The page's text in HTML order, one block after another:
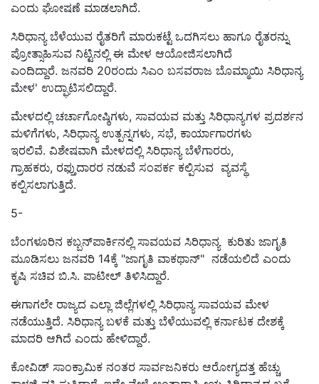
ಎಂದು ಘೋಷಣೆ ಮಾಡಲಾಗಿದೆ.
ಸಿರಿಧಾನ್ಯ ಬೆಳೆಯುವ ರೈತರಿಗೆ ಮಾರುಕಟ್ಟೆ ಒದಗಿಸಲು ಹಾಗೂ ರೈತರನ್ನು
ಪ್ರೋತ್ಸಾಹಿಸುವ ನಿಟ್ಟಿನಲ್ಲಿ ಈ ಮೇಳ ಆಯೋಜಿಸಲಾಗಿದೆ
ಎಂದಿದ್ದಾರೆ. ಜನವರಿ 20ರಂದು ಸಿಎಂ ಬಸವರಾಜ ಬೊಮ್ಮಾಯಿ ಸಿರಿಧಾನ್ಯ
ಮೇಳ' ಉದ್ಘಾಟಿಸಲಿದ್ದಾರೆ.
ಮೇಳದಲ್ಲಿ ಚರ್ಚಾಗೋಷ್ಠಿಗಳು, ಸಾವಯವ ಮತ್ತು ಸಿರಿಧಾನ್ಯಗಳ ಪ್ರದರ್ಶನ
ಮಳಿಗೆಗಳು, ಸಿರಿಧಾನ್ಯ ಉತ್ಪನ್ನಗಳು, ಸಭೆ, ಕಾರ್ಯಾಗಾರಗಳು
ಇರಲಿವೆ. ವಿಶೇಷವಾಗಿ ಮೇಳದಲ್ಲಿ ಸಿರಿಧಾನ್ಯ ಬೆಳೆಗಾರರು,
ಗ್ರಾಹಕರು, ರಫ್ತುದಾರರ ನಡುವೆ ಸಂಪರ್ಕ ಕಲ್ಪಿಸುವ ವ್ಯವಸ್ಥೆ
ಕಲ್ಪಿಸಲಾಗುತ್ತಿದೆ.
5-
ಬೆಂಗಳೂರಿನ ಕಬ್ಬನ್‌ಪಾರ್ಕಿನಲ್ಲಿ ಸಾವಯವ ಸಿರಿಧಾನ್ಯ ಕುರಿತು ಜಾಗೃತಿ
ಮೂಡಿಸಲು ಜನವರಿ 14ಕ್ಕೆ "ಜಾಗೃತಿ ವಾಕಥಾನ್" ನಡೆಯಲಿದೆ ಎಂದು
ಕೃಷಿ ಸಚಿವ ಬಿ.ಸಿ. ಪಾಟೀಲ್‌ ತಿಳಿಸಿದ್ದಾರೆ.
ಈಗಾಗಲೇ ರಾಜ್ಯದ‌ ಎಲ್ಲಾ ಜಿಲ್ಲೆಗಳಲ್ಲಿ ಸಿರಿಧಾನ್ಯ ಸಾವಯವ ಮೇಳ
ನಡೆಯುತ್ತಿದೆ. ಸಿರಿಧಾನ್ಯ ಬಳಕೆ ಮತ್ತು ಬೆಳೆಯುವಲ್ಲಿ ಕರ್ನಾಟಕ ದೇಶಕ್ಕೆ
ಮಾದರಿ ಆಗಿದೆ ಎಂದು ಹೇಳಿದ್ದಾರೆ.
ಕೋವಿಡ್ ಸಾಂಕ್ರಾಮಿಕ ನಂತರ ಸಾರ್ವಜನಿಕರು ಆರೋಗ್ಯದತ್ತ ಹೆಚ್ಚು